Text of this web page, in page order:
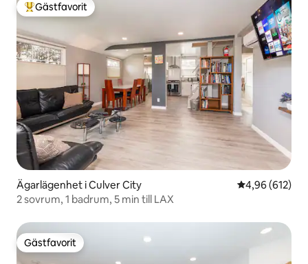
Populär gästfavorit
Gästfavorit
Ägarlägenhet i Culver City 4,96 av 5 i
4,96 (612)
2 sovrum, 1 badrum, 5 min till LAX
Gästfavorit
Gästfavorit